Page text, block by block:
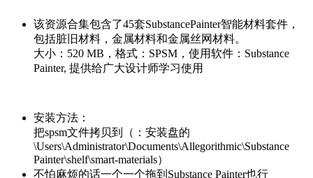
该资源合集包含了45套SubstancePainter智能材料套件，
包括脏旧材料，金属材料和金属丝网材料。
大小：520 MB，格式：SPSM，使用软件：Substance
Painter, 提供给广大设计师学习使用
安装方法：
把spsm文件拷贝到（：安装盘的
\Users\Administrator\Documents\Allegorithmic\Substance
Painter\shelf\smart-materials）
不怕麻烦的话一个一个拖到Substance Painter也行